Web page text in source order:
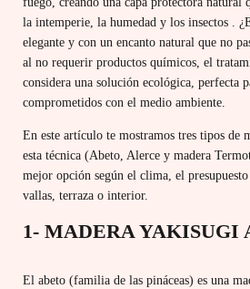
la intemperie, la humedad y los insectos .
elegante y con un encanto natural que no
al no requerir productos químicos, el
considera una solución ecológica, perfecta
comprometidos con el medio ambiente.
En este artículo te mostramos tres tipos de
esta técnica (Abeto, Alerce y madera
mejor opción según el clima, el
vallas, terraza o interior.
1- MADERA YAKISUGI
El abeto (familia de las pináceas) es una